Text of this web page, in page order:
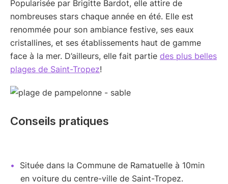
Popularisée par Brigitte Bardot, elle attire de
nombreuses stars chaque année en été. Elle est
renommée pour son ambiance festive, ses eaux
cristallines, et ses établissements haut de gamme
face à la mer. D’ailleurs, elle fait partie des plus belles
plages de Saint-Tropez!
Conseils pratiques
Située dans la Commune de Ramatuelle à 10min
en voiture du centre-ville de Saint-Tropez.